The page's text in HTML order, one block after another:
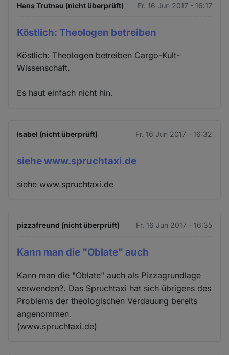
Hans Trutnau (nicht überprüft) Fr. 16 Jun 2017 - 16:17
Köstlich: Theologen betreiben
Köstlich: Theologen betreiben Cargo-Kult-
Wissenschaft.
Es haut einfach nicht hin.
Isabel (nicht überprüft) Fr. 16 Jun 2017 - 16:32
siehe www.spruchtaxi.de
siehe www.spruchtaxi.de
pizzafreund (nicht überprüft) Fr. 16 Jun 2017 - 16:35
Kann man die "Oblate" auch
Kann man die "Oblate" auch als Pizzagrundlage
verwenden?. Das Spruchtaxi hat sich übrigens des
Problems der theologischen Verdauung bereits
angenommen.
(www.spruchtaxi.de)